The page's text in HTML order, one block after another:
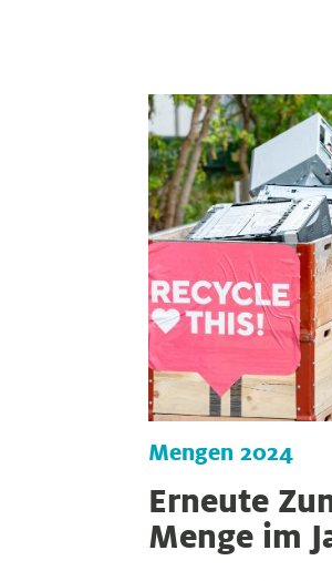
Mengen 2024
Erneute
Menge im